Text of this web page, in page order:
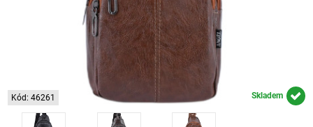
Kód: 46261 Skladem